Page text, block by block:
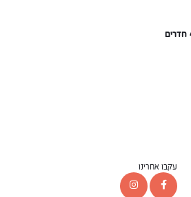
להשכרה בחלומות זיכרון דירת 4 חדרים
עקבו אחרינו